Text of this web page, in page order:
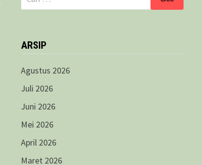
untuk:
ARSIP
Agustus 2026
Juli 2026
Juni 2026
Mei 2026
April 2026
Maret 2026